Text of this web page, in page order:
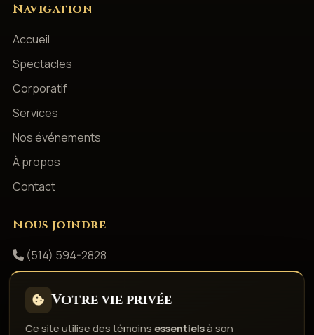
Navigation
Accueil
Spectacles
Corporatif
Services
Nos événements
À propos
Contact
Nous joindre
(514) 594-2828
Facebook
Votre vie privée
Ce site utilise des témoinsessentielsà son